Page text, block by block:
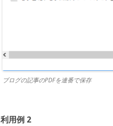
ブログの記事のPDFを連番で保存
利用例 2